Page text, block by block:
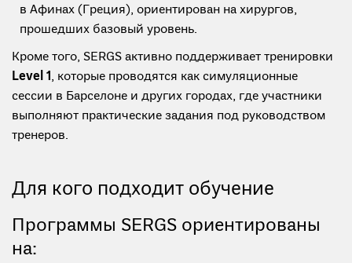
в Афинах (Греция), ориентирован на хирургов,
прошедших базовый уровень.
Кроме того, SERGS активно поддерживает тренировки
Level 1, которые проводятся как симуляционные
сессии в Барселоне и других городах, где участники
выполняют практические задания под руководством
тренеров.
Для кого подходит обучение
Программы SERGS ориентированы
на: